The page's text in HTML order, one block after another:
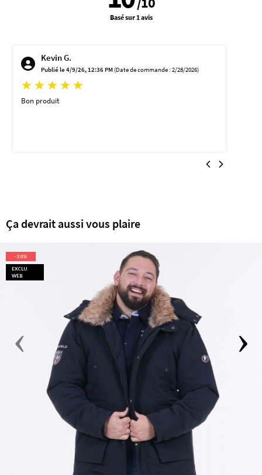
Basé sur 1 avis
Kevin G.
Publié le 4/9/26, 12:36 PM (Date de commande : 2/28/2026)
Bon produit
Ça devrait aussi vous plaire
EXCLU
WEB
- 50%